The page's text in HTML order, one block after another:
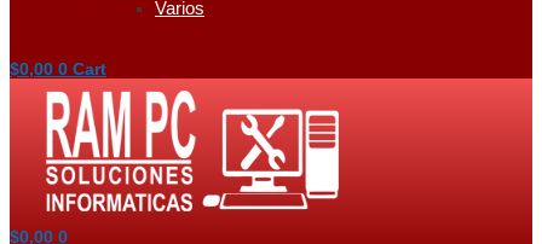
Varios
$0,00 0 Cart
$0,00 0